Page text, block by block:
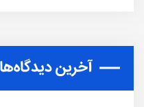
آخرین دیدگاه‌ها